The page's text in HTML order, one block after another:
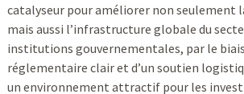
catalyseur pour améliorer non seulement
mais aussi l’infrastructure globale du
institutions gouvernementales, par le biais
réglementaire clair et d’un soutien
un environnement attractif pour les